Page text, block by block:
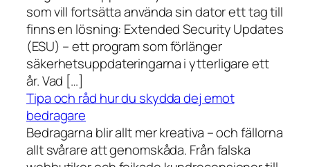
som vill fortsätta använda sin dator ett tag till
finns en lösning: Extended Security Updates
(ESU) – ett program som förlänger
säkerhetsuppdateringarna i ytterligare ett
år. Vad […]
Tipa och råd hur du skydda dej emot
bedragare
Bedragarna blir allt mer kreativa – och fällorna
allt svårare att genomskåda. Från falska